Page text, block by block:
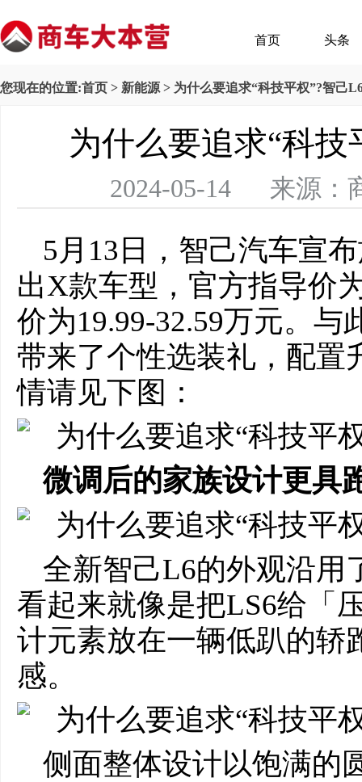
首页 头条
您现在的位置:首页 > 新能源 > 为什么要追求“科技平权”?智己
为什么要追求“科技
2024-05-14 来源：
5月13日，智己汽车宣
出X款车型，官方指导价
价为19.99-32.59万元。
带来了个性选装礼，配置
情请见下图：
微调后的家族设计更具
全新智己L6的外观沿用
看起来就像是把LS6给「
计元素放在一辆低趴的轿
感。
侧面整体设计以饱满的